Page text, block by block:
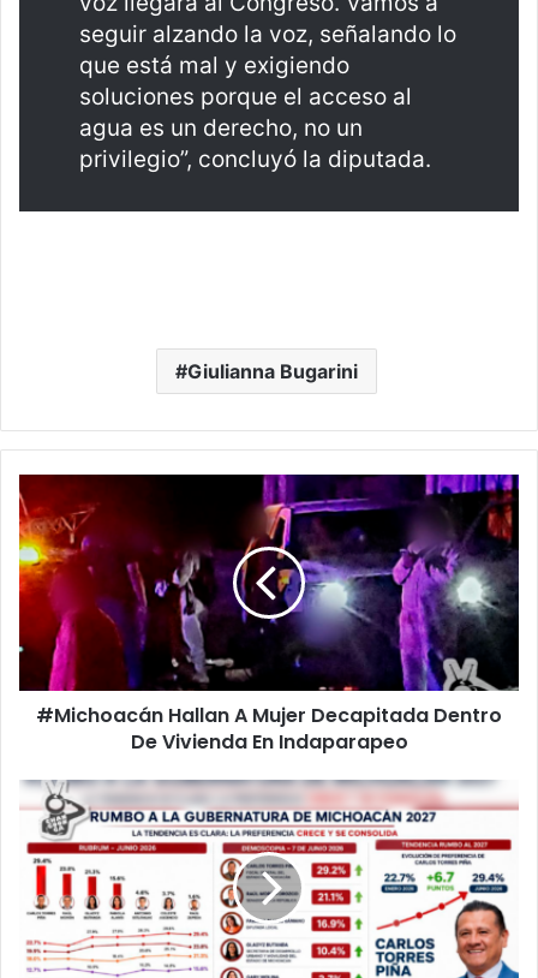
seguir alzando la voz, señalando lo
que está mal y exigiendo
soluciones porque el acceso al
agua es un derecho, no un
privilegio”, concluyó la diputada.
Giulianna Bugarini
#Michoacán
Hallan
A
Mujer
Decapitada
Dentro
De
Vivienda
En
Indaparapeo
#Michoacán Hallan A Mujer Decapitada Dentro
De Vivienda En Indaparapeo
Según
Rubrum
Y
Demoscopia,
Torres
Piña
Sigue
Arriba